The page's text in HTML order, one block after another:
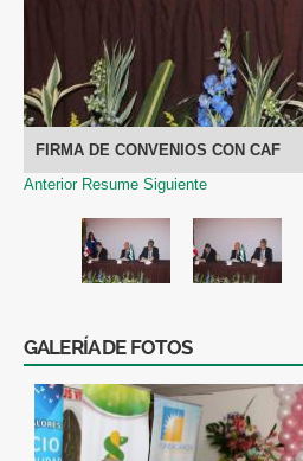
FIRMA DE CONVENIOS CON CAF
Anterior Resume Siguiente
GALERÍA DE FOTOS